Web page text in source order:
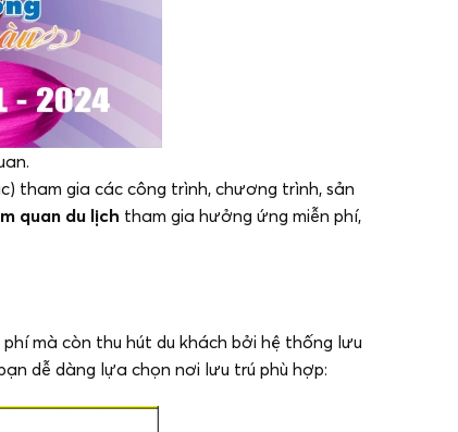
tham gia các công trình, chương trình, sản
quan du lịch tham gia hưởng ứng miễn phí,
mà còn thu hút du khách bởi hệ thống lưu
dễ dàng lựa chọn nơi lưu trú phù hợp: